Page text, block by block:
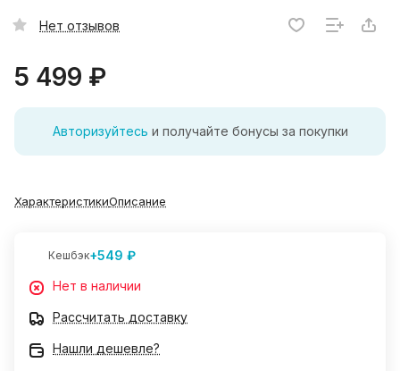
Нет отзывов
5 499 ₽
Авторизуйтесь и получайте бонусы за покупки
ХарактеристикиОписание
Кешбэк+549 ₽
Нет в наличии
Рассчитать доставку
Нашли дешевле?